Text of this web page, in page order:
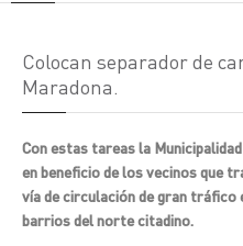
Colocan separador de
Maradona.
Con estas tareas la
en beneficio de los vecinos que
vía de circulación de gran tráfico
barrios del norte citadino.